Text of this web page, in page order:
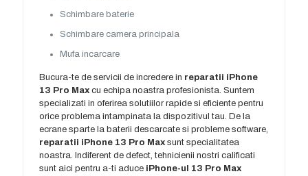
Schimbare baterie
Schimbare camera principala
Mufa incarcare
Bucura-te de servicii de incredere in reparatii iPhone
13 Pro Maxcu echipa noastra profesionista. Suntem
specializati in oferirea solutiilor rapide si eficiente pentru
orice problema intampinata la dispozitivul tau. De la
ecrane sparte la baterii descarcate si probleme software,
reparatii iPhone 13 Pro Maxsunt specialitatea
noastra. Indiferent de defect, tehnicienii nostri calificati
sunt aici pentru a-ti aduce iPhone-ul 13 Pro Max